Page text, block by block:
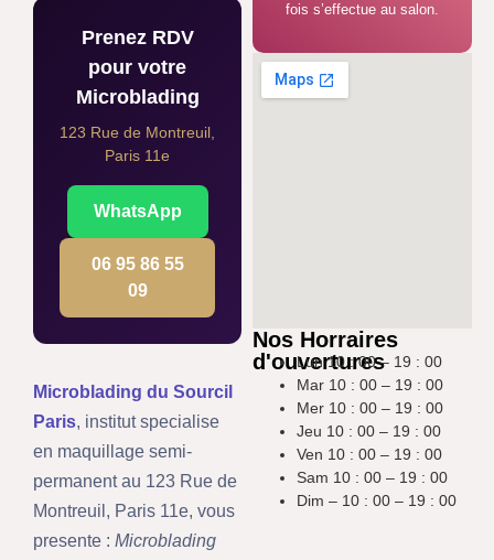
Prenez RDV
pour votre
Microblading
123 Rue de Montreuil,
Paris 11e
WhatsApp
06 95 86 55
09
Microblading du Sourcil
Paris, institut specialise
en maquillage semi-
permanent au 123 Rue de
Montreuil, Paris 11e, vous
presente : Microblading
fois s’effectue au salon.
Nos Horraires
d'ouvertures
Lun 10 : 00 – 19 : 00
Mar 10 : 00 – 19 : 00
Mer 10 : 00 – 19 : 00
Jeu 10 : 00 – 19 : 00
Ven 10 : 00 – 19 : 00
Sam 10 : 00 – 19 : 00
Dim – 10 : 00 – 19 : 00